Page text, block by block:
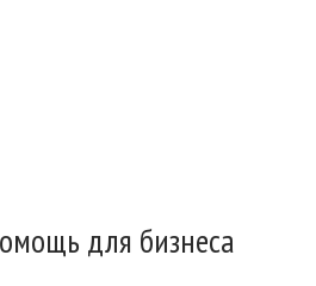
для бизнеса